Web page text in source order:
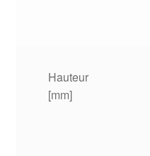
Hauteur
[mm]